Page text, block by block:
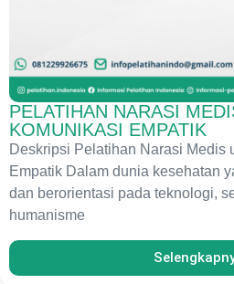
PELATIHAN NARASI
KOMUNIKASI EMPATIK
Deskripsi Pelatihan Narasi Medis
Empatik Dalam dunia kesehatan
dan berorientasi pada teknologi,
humanisme